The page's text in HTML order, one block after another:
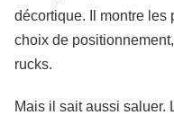
décortique. Il montre les
choix de
rucks.
Mais il sait aussi saluer.